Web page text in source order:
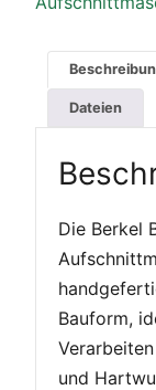
Dateien
Die Berkel
Bauform,
und